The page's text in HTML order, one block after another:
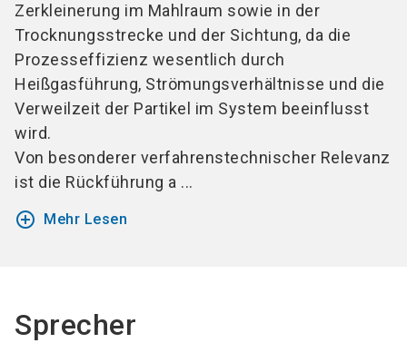
Zerkleinerung im Mahlraum sowie in der
Trocknungsstrecke und der Sichtung, da die
Prozesseffizienz wesentlich durch
Heißgasführung, Strömungsverhältnisse und die
Verweilzeit der Partikel im System beeinflusst
wird.
Von besonderer verfahrenstechnischer Relevanz
ist die Rückführung a ...
add_circle_outline Mehr Lesen
Sprecher